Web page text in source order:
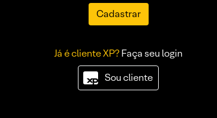
Cadastrar
Já é cliente XP?Faça seu login
Sou cliente